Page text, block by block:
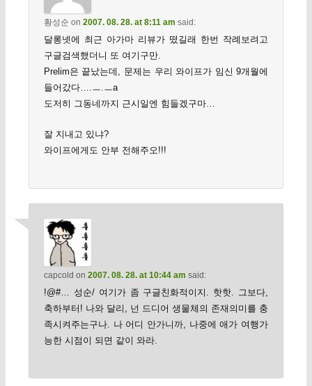
황성순 on 2007. 08. 28. at 8:11 am said:
달롱넷에 최근 아가마 리뷰가 떴길래 한번 작례보려고
구글검색했더니 또 여기구만.
Prelim은 끝났는데, 문제는 우리 와이프가 임신 9개월에
들어갔다….ㅡ.ㅡa
도저히 그동네까지 근시일엔 힘들겠구마…
잘 지내고 있냐?
와이프에게도 안부 전해주오!!!
capcold on 2007. 08. 28. at 10:44 am said:
!@#… 성순/ 여기가 좀 구글친화적이지. 핫핫. 그보다,
축하부터! 나와 달리, 넌 드디어 생물체의 존재의미를 충
족시켜주는구나. 나 어디 안가니까, 나중에 애가 여행가
능한 시점이 되면 같이 와라.